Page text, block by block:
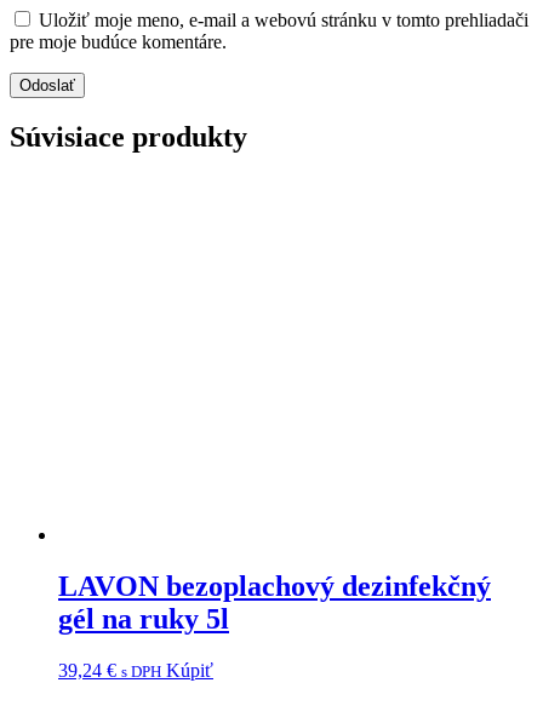
Uložiť moje meno, e-mail a webovú stránku v tomto prehliadači
pre moje budúce komentáre.
Súvisiace produkty
LAVON bezoplachový dezinfekčný
gél na ruky 5l
39,24 € s DPH Kúpiť